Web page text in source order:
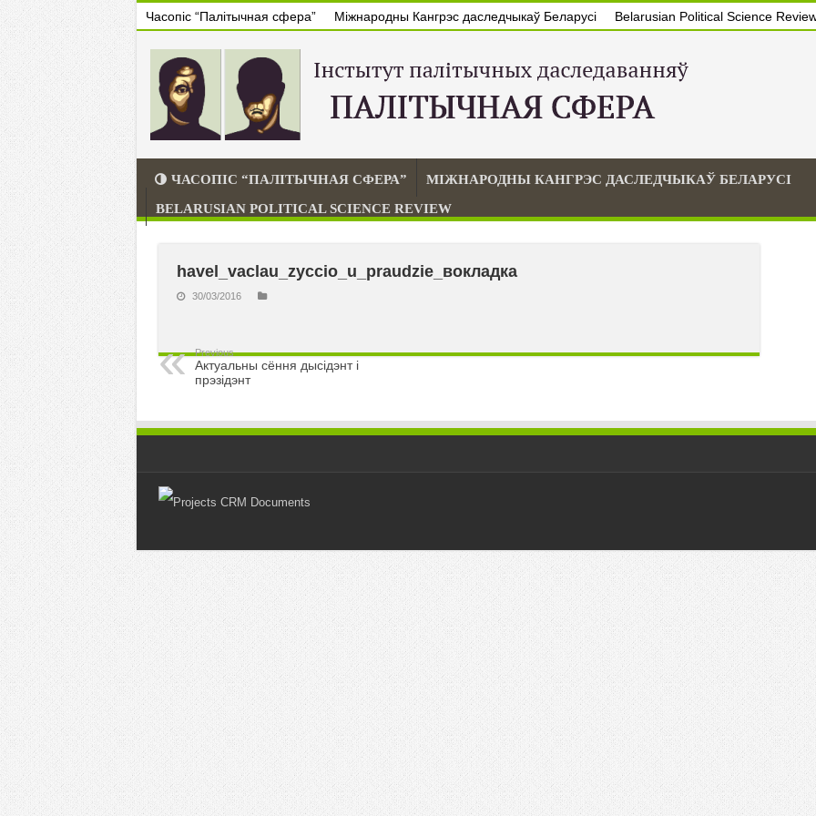
Часопіс “Палітычная сфера” Міжнародны Кангрэс даследчыкаў Беларусі Belarusian Political Science
ЧАСОПІС “ПАЛІТЫЧНАЯ СФЕРА”
МІЖНАРОДНЫ КАНГРЭС ДАСЛЕДЧЫКАЎ БЕЛАРУСІ
BELARUSIAN POLITICAL SCIENCE REVIEW
havel_vaclau_zyccio_u_praudzie_вокладка
30/03/2016
Previous
Актуальны сёння дысідэнт і
прэзідэнт